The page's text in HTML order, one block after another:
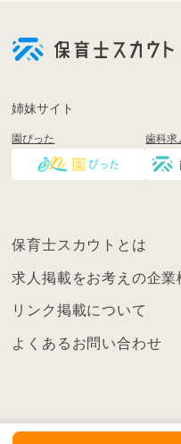
登
く
ン
こ
姉妹サイト
園ぴった 歯科求
保育士スカウトとは
求人掲載をお考えの企業
リンク掲載について
よくあるお問い合わせ